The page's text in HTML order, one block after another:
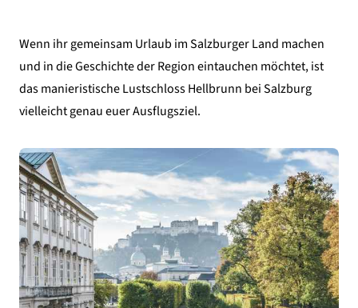
Wenn ihr gemeinsam Urlaub im Salzburger Land machen
und in die Geschichte der Region eintauchen möchtet, ist
das manieristische Lustschloss Hellbrunn bei Salzburg
vielleicht genau euer Ausflugsziel.